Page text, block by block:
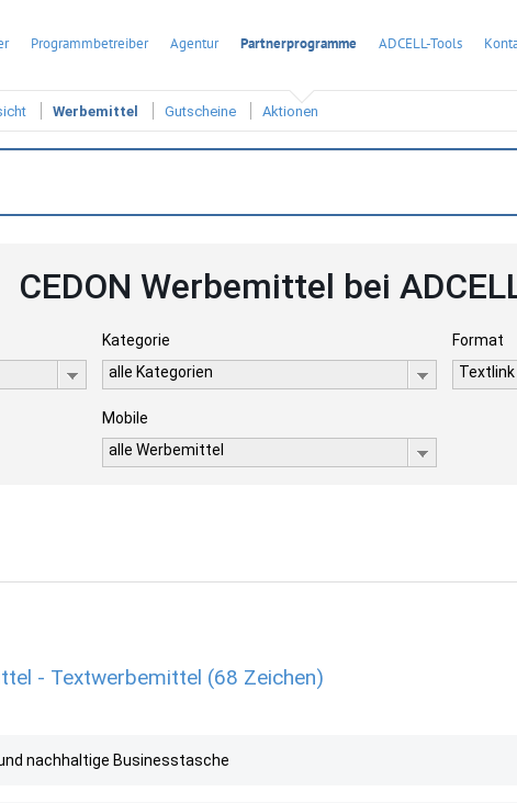
Programmbetreiber Agentur Partnerprogramme ADCELL-Tools
Werbemittel Gutscheine Aktionen
CEDON Werbemittel bei
Kategorie
alle Kategorien
Format
Textlink
Mobile
alle Werbemittel
- Textwerbemittel (68 Zeichen)
nachhaltige Businesstasche